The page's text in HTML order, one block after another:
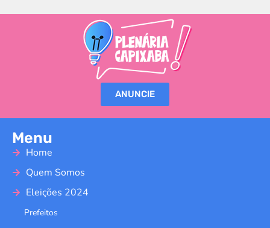
ANUNCIE
Menu
Home
Quem Somos
Eleições 2024
Prefeitos